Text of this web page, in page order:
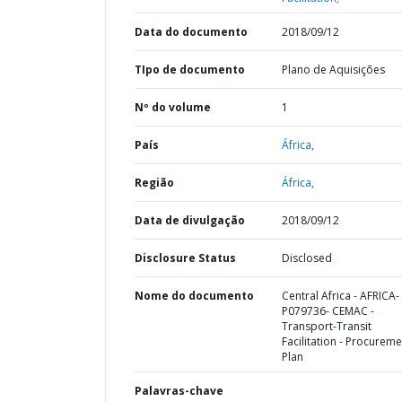
Data do documento 2018/09/12
TIpo de documento Plano de Aquisições
Nº do volume 1
País África,
Região África,
Data de divulgação 2018/09/12
Disclosure Status Disclosed
Nome do documento
Central Africa - AFRICA-
P079736- CEMAC -
Transport-Transit
Facilitation -
Plan
Palavras-chave